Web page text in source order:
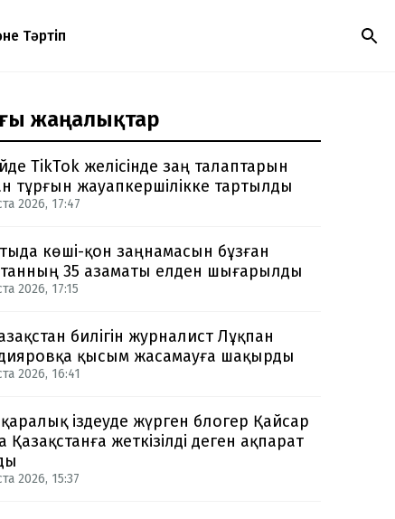
Тәртіп
жаңалықтар
TikTok желісінде заң талаптарын
тұрғын жауапкершілікке тартылды
2026, 17:47
көші-қон заңнамасын бұзған
35 азаматы елден шығарылды
2026, 17:15
билігін журналист Лұқпан
қысым жасамауға шақырды
2026, 16:41
іздеуде жүрген блогер Қайсар
Қазақстанға жеткізілді деген ақпарат
2026, 15:37